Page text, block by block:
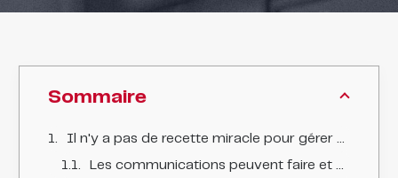
Sommaire
Il n'y a pas de recette miracle pour gérer une crise.
Les communications peuvent faire et défaire les entreprises.